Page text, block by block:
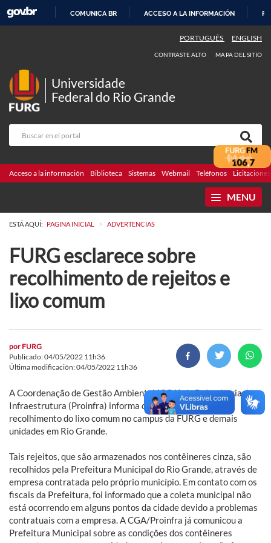
CONTENIDO
COMUNICA BR ACCESO A LA INFORMACIÓN
PORTUGUÊS ENGLISH
CONTRASTE ALTO MAPA DEL SITIO
Universidade
Federal do Rio Grande
Acceso a la información Biblioteca Sistemas Webmail Teléfonos Licitaciones
MENU
ESTÁ AQUÍ: PAGINA INICIAL > ADVERTENCIAS
FURG esclarece sobre
recolhimento de rejeitos e
lixo comum
por FURG
Publicado: 04/05/2022 11h36
Última modificación: 04/05/2022 11h36
A Coordenação de Gestão Ambiental (CGA) da Pró-reitoria de
Infraestrutura (Proinfra) informa que está monitorando o
recolhimento do lixo comum no campus da FURG e demais
unidades em Rio Grande.
Tais rejeitos, que são armazenados nos contêineres cinza, são
recolhidos pela Prefeitura Municipal do Rio Grande, através de
empresa contratada pelo próprio município. Em contato com os
fiscais da Prefeitura, foi informado que a coleta municipal não
está ocorrendo em alguns pontos da cidade devido a problemas
contratuais com a empresa. A CGA/Proinfra já comunicou a
Prefeitura Municipal sobre as condições dos contêineres